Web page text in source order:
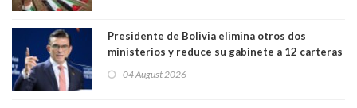
muertos figuran 44 niños y nueve ancianos
Presidente de Bolivia elimina otros dos
ministerios y reduce su gabinete a 12 carteras
04 August 2026